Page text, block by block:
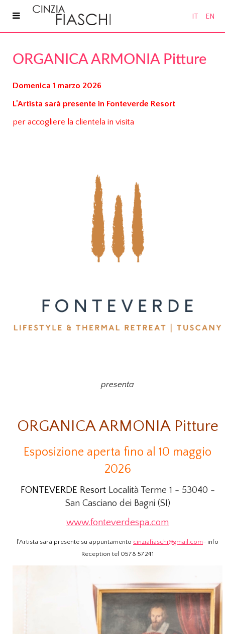
IT EN
ORGANICA ARMONIA Pitture
Domenica 1 marzo 2026
L'Artista sarà presente in Fonteverde Resort
per accogliere la clientela in visita
presenta
ORGANICA ARMONIA Pitture
Esposizione aperta fino al 10 maggio
2026
FONTEVERDE Resort Località Terme 1 - 53040 -
San Casciano dei Bagni (SI)
www.fonteverdespa.com
l'Artista sarà presente su appuntamento cinziafiaschi@gmail.com- info
Reception tel 0578 57241